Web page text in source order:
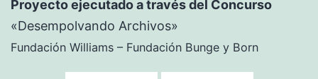
Proyecto ejecutado a través del Concurso
«Desempolvando Archivos»
Fundación Williams – Fundación Bunge y Born